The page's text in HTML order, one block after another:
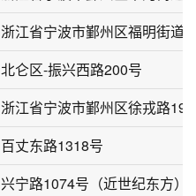
浙江省宁波市鄞州区福明街道
北仑区-振兴西路200号
浙江省宁波市鄞州区徐戎路
百丈东路1318号
兴宁路1074号（近世纪东方）